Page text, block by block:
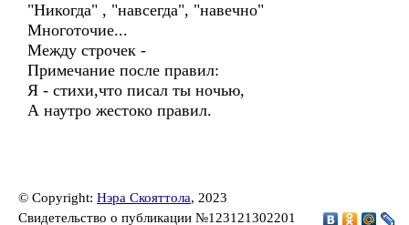
"Никогда" , "навсегда", "навечно"
Многоточие...
Между строчек -
Примечание после правил:
Я - стихи,что писал ты ночью,
А наутро жестоко правил.
© Copyright: Нэра Скояттола, 2023
Свидетельство о публикации №123121302201